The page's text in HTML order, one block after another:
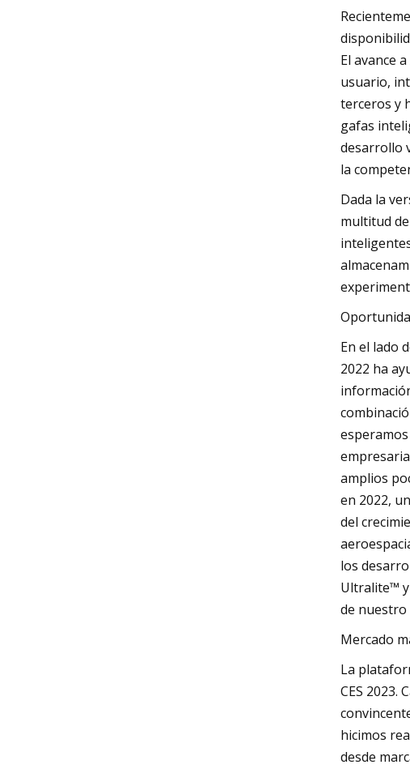
El avance
usuario,
terceros y
gafas
desarrollo
la
Dada la
multitud
En el lado
2022 ha
amplios
en 2022,
del
los
Ultralite™ y
de nuestro
Mercado
La
CES 2023.
hicimos
desde